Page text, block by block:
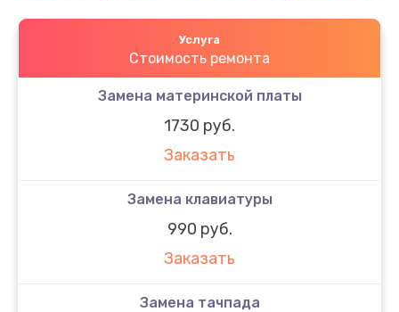
Услуга
Стоимость ремонта
Замена материнской платы
1730 руб.
Заказать
Замена клавиатуры
990 руб.
Заказать
Замена тачпада